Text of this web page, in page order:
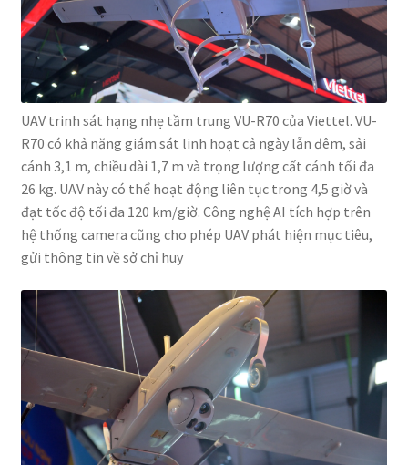
UAV trinh sát hạng nhẹ tầm trung VU-R70 của Viettel. VU-
R70 có khả năng giám sát linh hoạt cả ngày lẫn đêm, sải
cánh 3,1 m, chiều dài 1,7 m và trọng lượng cất cánh tối đa
26 kg. UAV này có thể hoạt động liên tục trong 4,5 giờ và
đạt tốc độ tối đa 120 km/giờ. Công nghệ AI tích hợp trên
hệ thống camera cũng cho phép UAV phát hiện mục tiêu,
gửi thông tin về sở chỉ huy